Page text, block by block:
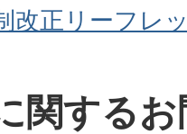
改正リーフレ
関する